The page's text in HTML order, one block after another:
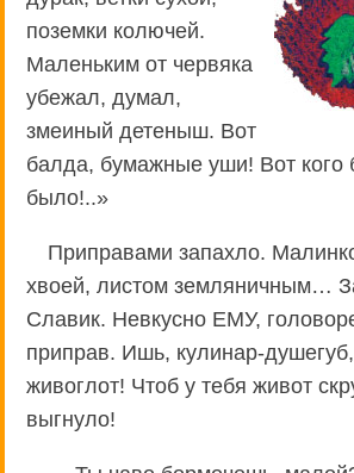
поземки колючей.
Маленьким от червяка
убежал, думал,
змеиный детеныш. Вот
балда, бумажные уши! Вот кого
было!..»
Приправами запахло.
хвоей, листом земляничным…
Славик. Невкусно ЕМУ,
приправ. Ишь, кулинар-
живоглот! Чтоб у тебя живот
выгнуло!